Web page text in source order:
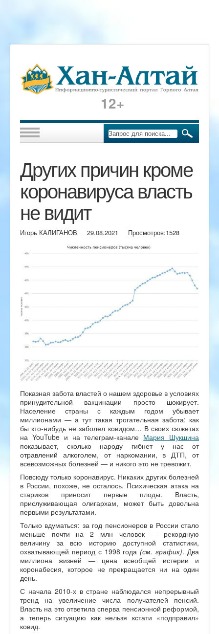
12+
Других причин кроме
коронавируса власть
не видит
Игорь КАЛИГАНОВ 29.08.2021 Просмотров:1528
Показная забота властей о нашем здоровье в условиях
принудительной вакцинации просто шокирует.
Население страны с каждым годом убывает
миллионами — а тут такая трогательная забота: как
бы кто-нибудь не заболел ковидом… В своих сюжетах
на YouTube и на телеграм-канале Мария Шукшина
показывает, сколько народу гибнет у нас от
отравлений алкоголем, от наркомании, в ДТП, от
всевозможных болезней — и никого это не тревожит.
Повсюду только коронавирус. Никаких других болезней
в России, похоже, не осталось. Психическая атака на
стариков приносит первые плоды. Власть,
прислуживающая олигархам, может быть довольна
первыми результатами.
Только вдуматься: за год пенсионеров в России стало
меньше почти на 2 млн человек — рекордную
величину за всю историю доступной статистики,
охватывающей период с 1998 года (см. график). Два
миллиона жизней — цена всеобщей истерии и
коронабесия, которое не прекращается ни на один
день.
С начала 2010-х в стране наблюдался непрерывный
тренд на увеличение числа получателей пенсий.
Власть на это ответила сперва пенсионной реформой,
а теперь ситуацию как нельзя кстати «подправил»
ковид.